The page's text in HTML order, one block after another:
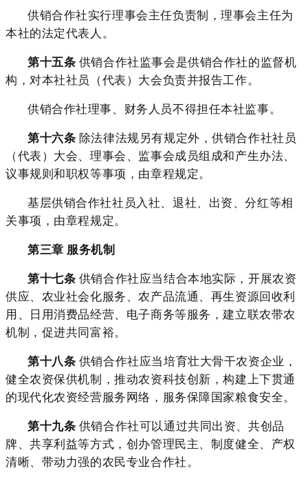
供销合作社实行理事会主任负责制，理事会主任为
本社的法定代表人。
第十五条 供销合作社监事会是供销合作社的监督机
构，对本社社员（代表）大会负责并报告工作。
供销合作社理事、财务人员不得担任本社监事。
第十六条 除法律法规另有规定外，供销合作社社员
（代表）大会、理事会、监事会成员组成和产生办法、
议事规则和职权等事项，由章程规定。
基层供销合作社社员入社、退社、出资、分红等相
关事项，由章程规定。
第三章 服务机制
第十七条 供销合作社应当结合本地实际，开展农资
供应、农业社会化服务、农产品流通、再生资源回收利
用、日用消费品经营、电子商务等服务，建立联农带农
机制，促进共同富裕。
第十八条 供销合作社应当培育壮大骨干农资企业，
健全农资保供机制，推动农资科技创新，构建上下贯通
的现代化农资经营服务网络，服务保障国家粮食安全。
第十九条 供销合作社可以通过共同出资、共创品
牌、共享利益等方式，创办管理民主、制度健全、产权
清晰、带动力强的农民专业合作社。